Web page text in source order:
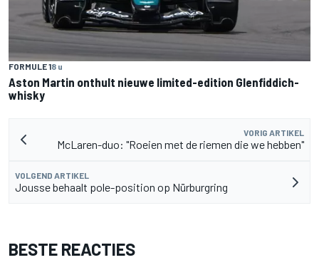
FORMULE 18 u
Aston Martin onthult nieuwe limited-edition Glenfiddich-
whisky
VORIG ARTIKEL
McLaren-duo: "Roeien met de riemen die we hebben"
VOLGEND ARTIKEL
Jousse behaalt pole-position op Nürburgring
BESTE REACTIES